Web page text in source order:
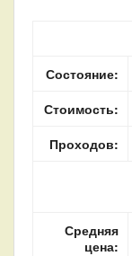
Состояние:
Стоимость:
Проходов:
Средняя
цена: